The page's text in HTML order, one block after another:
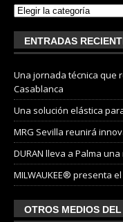
ENTRADAS
Una jornada técnica que
Casablanca
Una solución elástica
MRG Sevilla reunirá
DURAN lleva a Palma
MILWAUKEE® presenta
OTROS MEDIOS